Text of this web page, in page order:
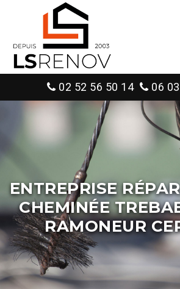
02 52 56 50 14 06
ENTREPRISE
CHEMINÉE
RAMONEUR